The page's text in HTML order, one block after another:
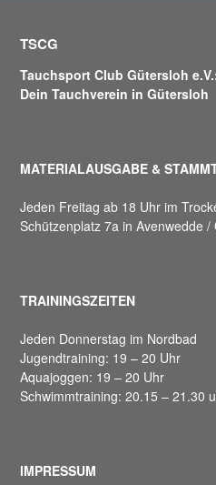
TSCG
Tauchsport Club Gütersloh
Dein Tauchverein in Gütersloh
MATERIALAUSGABE &
Jeden Freitag ab 18 Uhr im
Schützenplatz 7a in Avenwedde /
TRAININGSZEITEN
Jeden Donnerstag im Nordbad
Jugendtraining: 19 – 20 Uhr
Aquajoggen: 19 – 20 Uhr
Schwimmtraining: 20.15 – 21.30
IMPRESSUM